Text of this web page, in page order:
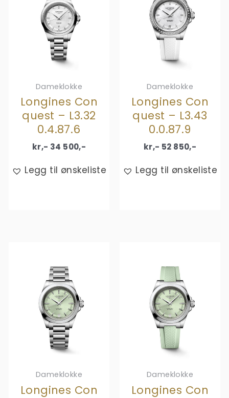
Dameklokke
Longines Con
quest – L3.32
0.4.87.6
kr,- 34 500,-
Legg til ønskeliste
Dameklokke
Longines Con
quest – L3.43
0.0.87.9
kr,- 52 850,-
Legg til ønskeliste
Dameklokke
Longines Con
Dameklokke
Longines Con